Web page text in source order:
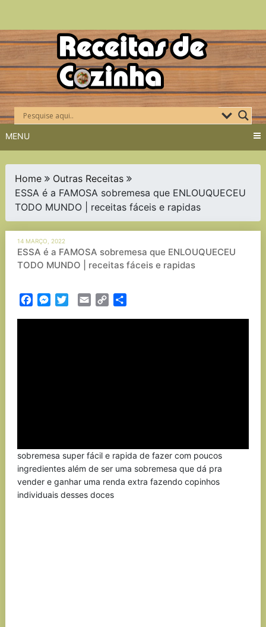
Skip
to
content
MENU
Home
Outras Receitas
ESSA é a FAMOSA sobremesa que ENLOUQUECEU
TODO MUNDO | receitas fáceis e rapidas
14 MARÇO, 2022
ESSA é a FAMOSA sobremesa que ENLOUQUECEU
TODO MUNDO | receitas fáceis e rapidas
FacebookMessenger
TwitterEmail Copy
sobremesa super fácil e rapida de fazer com poucos
ingredientes além de ser uma sobremesa que dá pra
vender e ganhar uma renda extra fazendo copinhos
individuais desses doces